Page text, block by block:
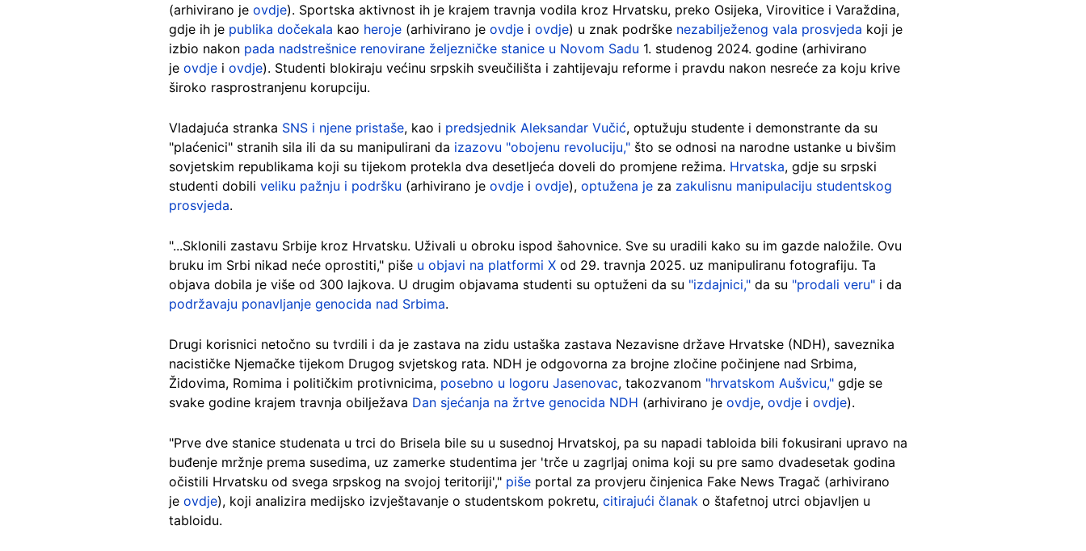
(arhivirano je ovdje). Sportska aktivnost ih je krajem travnja vodila kroz Hrvatsku, preko Osijeka, Virovitice i Varaždina,
gdje ih je publika dočekala kao heroje (arhivirano je ovdje i ovdje) u znak podrške nezabilježenog vala prosvjeda koji je
izbio nakon pada nadstrešnice renovirane željezničke stanice u Novom Sadu 1. studenog 2024. godine (arhivirano
je ovdje i ovdje). Studenti blokiraju većinu srpskih sveučilišta i zahtijevaju reforme i pravdu nakon nesreće za koju krive
široko rasprostranjenu korupciju.
Vladajuća stranka SNS i njene pristaše, kao i predsjednik Aleksandar Vučić, optužuju studente i demonstrante da su
"plaćenici" stranih sila ili da su manipulirani da izazovu "obojenu revoluciju," što se odnosi na narodne ustanke u bivšim
sovjetskim republikama koji su tijekom protekla dva desetljeća doveli do promjene režima. Hrvatska, gdje su srpski
studenti dobili veliku pažnju i podršku (arhivirano je ovdje i ovdje), optužena je za zakulisnu manipulaciju studentskog
prosvjeda.
"...Sklonili zastavu Srbije kroz Hrvatsku. Uživali u obroku ispod šahovnice. Sve su uradili kako su im gazde naložile. Ovu
bruku im Srbi nikad neće oprostiti," piše u objavi na platformi X od 29. travnja 2025. uz manipuliranu fotografiju. Ta
objava dobila je više od 300 lajkova. U drugim objavama studenti su optuženi da su "izdajnici," da su "prodali veru" i da
podržavaju ponavljanje genocida nad Srbima.
Drugi korisnici netočno su tvrdili i da je zastava na zidu ustaška zastava Nezavisne države Hrvatske (NDH), saveznika
nacističke Njemačke tijekom Drugog svjetskog rata. NDH je odgovorna za brojne zločine počinjene nad Srbima,
Židovima, Romima i političkim protivnicima, posebno u logoru Jasenovac, takozvanom "hrvatskom Aušvicu," gdje se
svake godine krajem travnja obilježava Dan sjećanja na žrtve genocida NDH (arhivirano je ovdje, ovdje i ovdje).
"Prve dve stanice studenata u trci do Brisela bile su u susednoj Hrvatskoj, pa su napadi tabloida bili fokusirani upravo na
buđenje mržnje prema susedima, uz zamerke studentima jer 'trče u zagrljaj onima koji su pre samo dvadesetak godina
očistili Hrvatsku od svega srpskog na svojoj teritoriji'," piše portal za provjeru činjenica Fake News Tragač (arhivirano
je ovdje), koji analizira medijsko izvještavanje o studentskom pokretu, citirajući članak o štafetnoj utrci objavljen u
tabloidu.